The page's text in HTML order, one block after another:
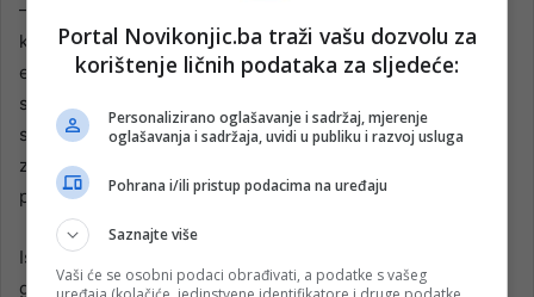
– Sada, kada je dostupna ova velika baza dokaza, sljedeći
korak jeste korištenje tih informacija za osmišljavanje
efikasnih i organiziranih programa screeninga koji će
spašavati živote i osigurati isplativost za sve zdravstvene
sisteme – zaključila je, poručivši da su UNFPA i Svjetska
zdravstvena organizacija spremni podržati BiH na tom
putu, na svakom koraku.
Istraživanje je provedeno u periodu od 2025 do 2026.
godine u Federaciji BiH, Republici Srpskoj i Brčko distriktu
Portal Novikonjic.ba traži vašu dozvolu za
korištenje ličnih podataka za sljedeće:
Personalizirano oglašavanje i sadržaj, mjerenje
oglašavanja i sadržaja, uvidi u publiku i razvoj usluga
Pohrana i/ili pristup podacima na uređaju
Saznajte više
Vaši će se osobni podaci obrađivati, a podatke s vašeg